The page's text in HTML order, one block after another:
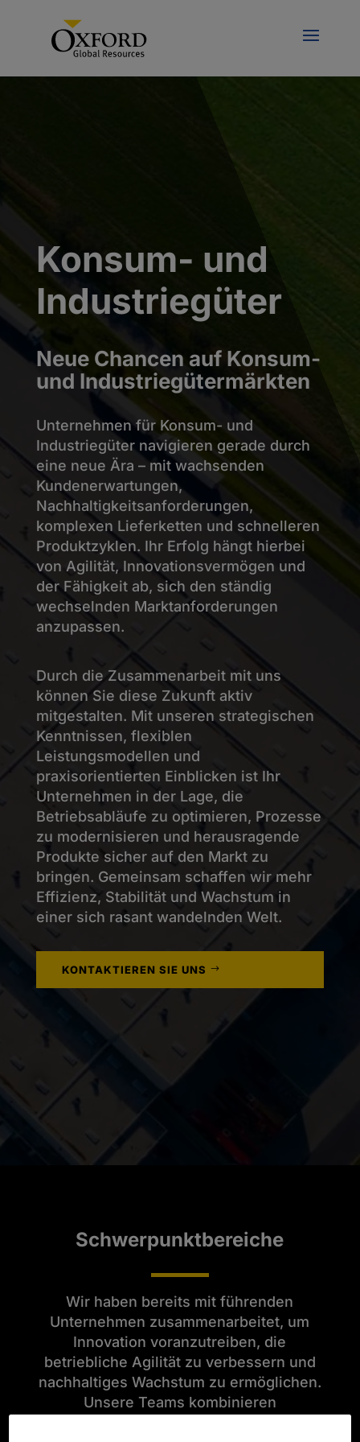
Konsum- und
Industriegüter
Neue Chancen auf Konsum-
und Industriegütermärkten
Unternehmen für Konsum- und
Industriegüter navigieren gerade durch
eine neue Ära – mit wachsenden
Kundenerwartungen,
Nachhaltigkeitsanforderungen,
komplexen Lieferketten und schnelleren
Produktzyklen. Ihr Erfolg hängt hierbei
von Agilität, Innovationsvermögen und
der Fähigkeit ab, sich den ständig
wechselnden Marktanforderungen
anzupassen.
Durch die Zusammenarbeit mit uns
können Sie diese Zukunft aktiv
mitgestalten. Mit unseren strategischen
Kenntnissen, flexiblen
Leistungsmodellen und
praxisorientierten Einblicken ist Ihr
Unternehmen in der Lage, die
Betriebsabläufe zu optimieren, Prozesse
zu modernisieren und herausragende
Produkte sicher auf den Markt zu
bringen. Gemeinsam schaffen wir mehr
Effizienz, Stabilität und Wachstum in
einer sich rasant wandelnden Welt.
KONTAKTIEREN SIE UNS
Schwerpunktbereiche
Wir haben bereits mit führenden
Unternehmen zusammenarbeitet, um
Innovation voranzutreiben, die
betriebliche Agilität zu verbessern und
nachhaltiges Wachstum zu ermöglichen.
Unsere Teams kombinieren